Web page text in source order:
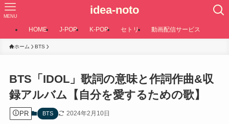
idea-noto
MENU
HOME J-POP K-POP セトリ 動画配信サービス
ホーム BTS
BTS「IDOL」歌詞の意味と作詞作曲&収
録アルバム【自分を愛するための歌】
PR BTS 2024年2月10日